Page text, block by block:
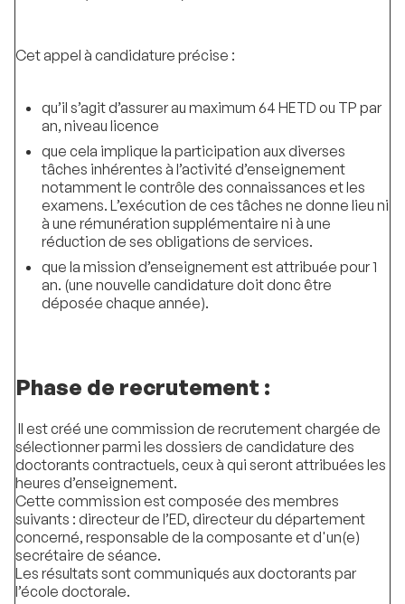
Cet appel à candidature précise :
qu’il s’agit d’assurer au maximum 64 HETD ou TP par
an, niveau licence
que cela implique la participation aux diverses
tâches inhérentes à l’activité d’enseignement
notamment le contrôle des connaissances et les
examens. L’exécution de ces tâches ne donne lieu ni
à une rémunération supplémentaire ni à une
réduction de ses obligations de services.
que la mission d’enseignement est attribuée pour 1
an. (une nouvelle candidature doit donc être
déposée chaque année).
Phase de recrutement :
Il est créé une commission de recrutement chargée de
sélectionner parmi les dossiers de candidature des
doctorants contractuels, ceux à qui seront attribuées les
heures d’enseignement.
Cette commission est composée des membres
suivants : directeur de l’ED, directeur du département
concerné, responsable de la composante et d'un(e)
secrétaire de séance.
Les résultats sont communiqués aux doctorants par
l’école doctorale.